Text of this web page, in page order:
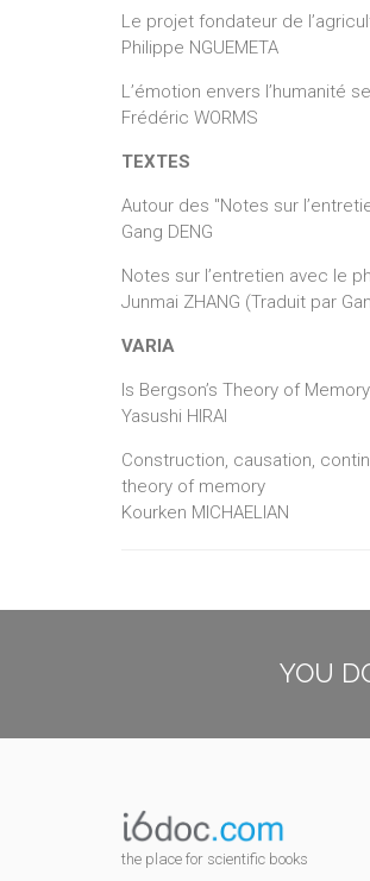
Le projet fondateur de
Philippe NGUEMETA
L’émotion envers l’humanité
Frédéric WORMS
TEXTES
Autour des "Notes sur
Gang DENG
Notes sur l’entretien avec le
Junmai ZHANG (Traduit par
VARIA
Is Bergson’s Theory of
Yasushi HIRAI
Construction, causation,
theory of memory
Kourken MICHAELIAN
YOU
the place for scientific books